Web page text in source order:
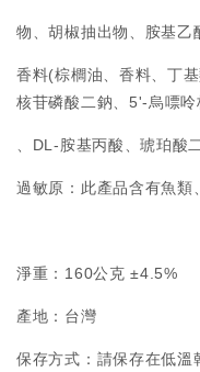
物、胡椒抽出物、胺基乙
香料(棕櫚油、香料、丁
核苷磷酸二鈉、5'-烏嘌
、DL-胺基丙酸、琥珀酸
過敏原：此產品含有魚類
淨重：160公克 ±4.5%
產地：台灣
保存方式：請保存在低溫